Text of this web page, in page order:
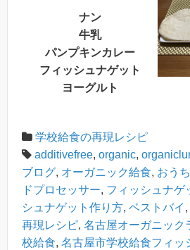
ナン
牛乳
パンプキンカレー
フィッシュナゲット
ヨーグルト
学校給食の再現レシピ
additivefree, organic,
ブログ, オーガニック給食, おう
ドプロセッサー, フィッシュナゲ
シュナゲット作り方, ベストバイ ,
再現レシピ, 名古屋オーガニック
校給食, 名古屋市学校給食フィッ